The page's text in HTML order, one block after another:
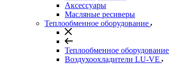
Аксессуары
Масляные ресиверы
Теплообменное оборудование
Теплообменное оборудование
Воздухоохладители LU-VE